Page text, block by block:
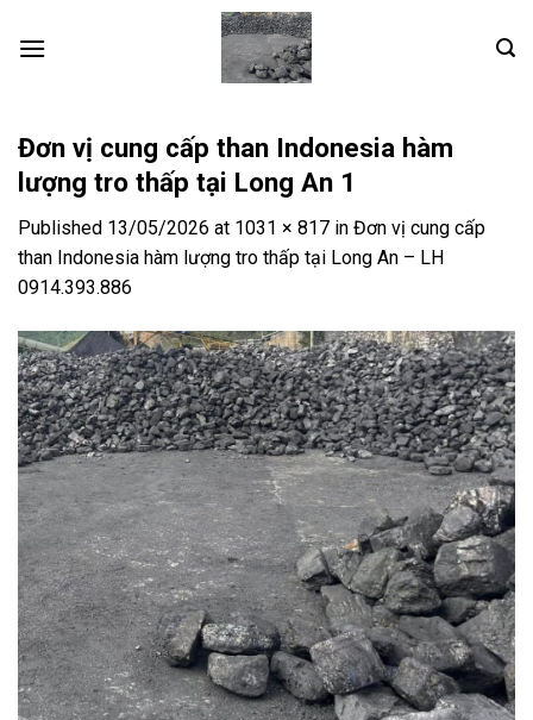
Đơn vị cung cấp than Indonesia hàm
lượng tro thấp tại Long An 1
Published 13/05/2026 at 1031 × 817 in Đơn vị cung cấp
than Indonesia hàm lượng tro thấp tại Long An – LH
0914.393.886